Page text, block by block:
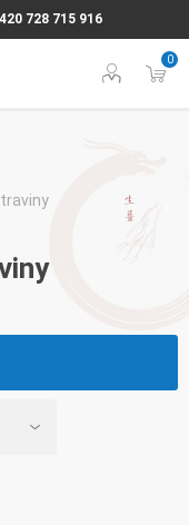
728 715 916
0